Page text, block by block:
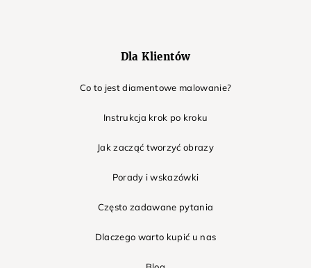
Dla Klientów
Co to jest diamentowe malowanie?
Instrukcja krok po kroku
Jak zacząć tworzyć obrazy
Porady i wskazówki
Często zadawane pytania
Dlaczego warto kupić u nas